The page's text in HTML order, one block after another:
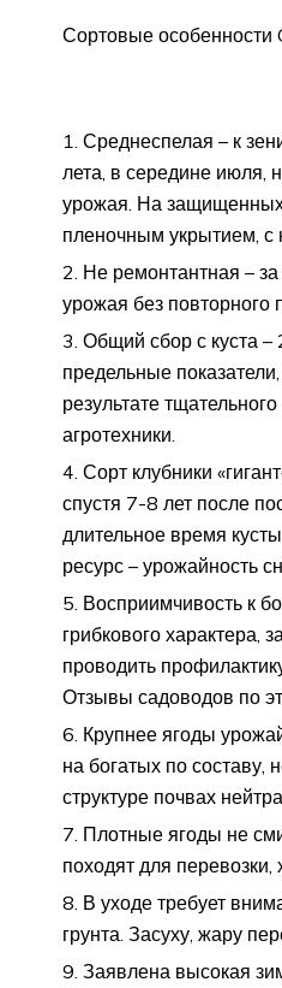
Сортовые особенности
Среднеспелая – к
лета, в середине июля,
урожая. На защищенных
пленочным укрытием, с
Не ремонтантная –
урожая без повторного
Общий сбор с куста –
предельные
результате
агротехники.
Сорт клубники
спустя 7-8 лет после
длительное время
ресурс – урожайность
Восприимчивость к
грибкового характера,
проводить
Отзывы садоводов по
Крупнее ягоды
на богатых по составу,
структуре почвах
Плотные ягоды не
походят для перевозки,
В уходе требует
грунта. Засуху, жару
Заявлена высокая